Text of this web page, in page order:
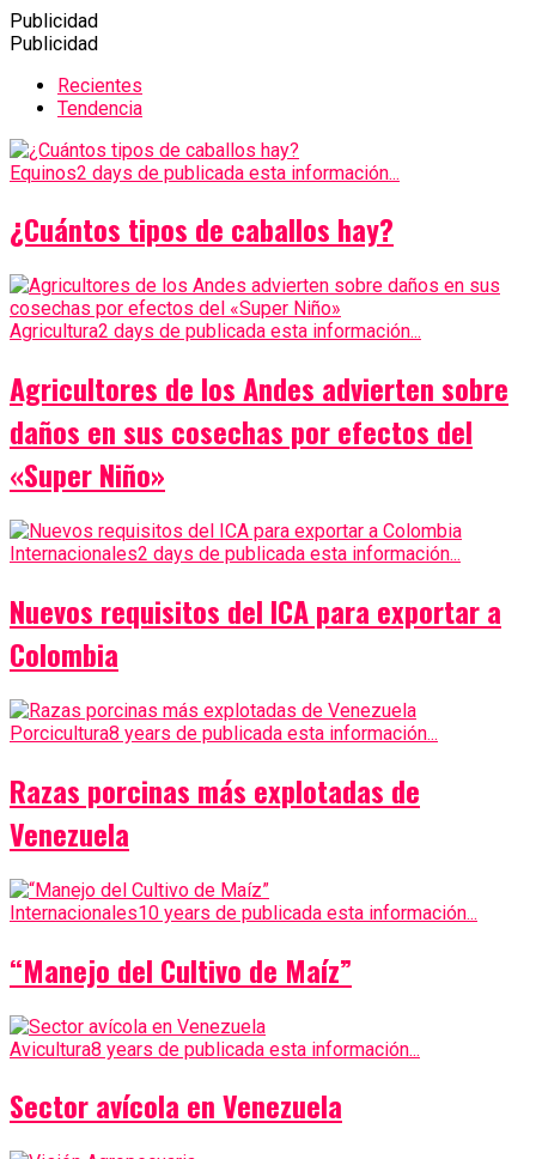
Publicidad
Publicidad
Recientes
Tendencia
Equinos2 days de publicada esta información...
¿Cuántos tipos de caballos hay?
Agricultura2 days de publicada esta información...
Agricultores de los Andes advierten sobre
daños en sus cosechas por efectos del
«Super Niño»
Internacionales2 days de publicada esta información...
Nuevos requisitos del ICA para exportar a
Colombia
Porcicultura8 years de publicada esta información...
Razas porcinas más explotadas de
Venezuela
Internacionales10 years de publicada esta información...
“Manejo del Cultivo de Maíz”
Avicultura8 years de publicada esta información...
Sector avícola en Venezuela